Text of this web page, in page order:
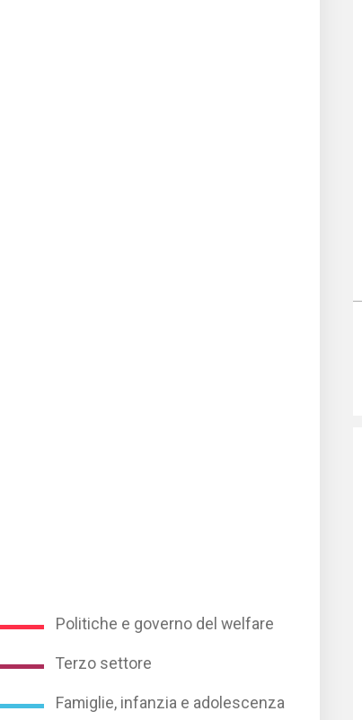
Politiche e governo del welfare
Terzo settore
Famiglie, infanzia e adolescenza